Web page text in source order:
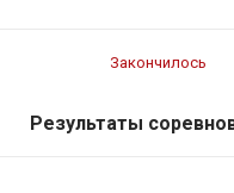
Закончилось
Результаты